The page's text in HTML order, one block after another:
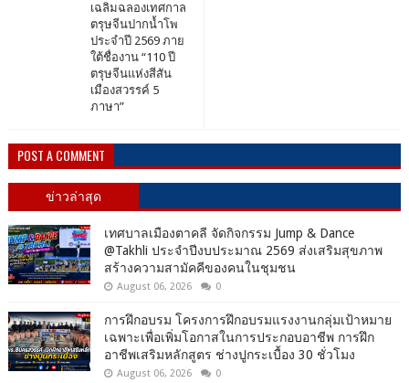
เฉลิมฉลองเทศกาล
ตรุษจีนปากน้ำโพ
ประจำปี 2569 ภาย
ใต้ชื่องาน “110 ปี
ตรุษจีนแห่งสีสัน
เมืองสวรรค์ 5
ภาษา”
POST A COMMENT
ข่าวล่าสุด
เทศบาลเมืองตาคลี จัดกิจกรรม Jump & Dance
@Takhli ประจำปีงบประมาณ 2569 ส่งเสริมสุขภาพ
สร้างความสามัคคีของคนในชุมชน
August 06, 2026 0
การฝึกอบรม โครงการฝึกอบรมแรงงานกลุ่มเป้าหมาย
เฉพาะเพื่อเพิ่มโอกาสในการประกอบอาชีพ การฝึก
อาชีพเสริมหลักสูตร ช่างปูกระเบื้อง 30 ชั่วโมง
August 06, 2026 0